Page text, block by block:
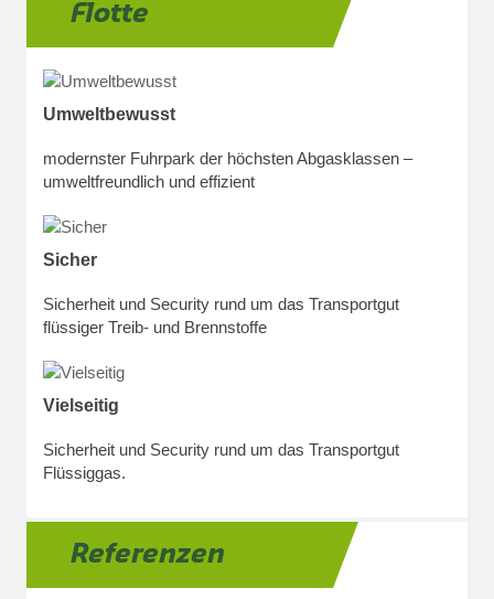
Flotte
Umweltbewusst
modernster Fuhrpark der höchsten Abgasklassen –
umweltfreundlich und effizient
Sicher
Sicherheit und Security rund um das Transportgut
flüssiger Treib- und Brennstoffe
Vielseitig
Sicherheit und Security rund um das Transportgut
Flüssiggas.
Referenzen